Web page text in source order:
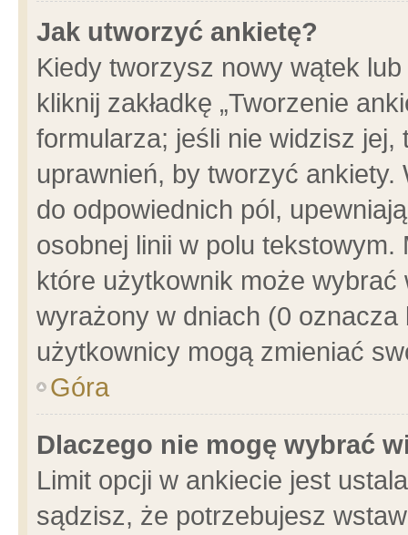
Jak utworzyć ankietę?
Kiedy tworzysz nowy wątek
kliknij zakładkę „Tworzenie
formularza; jeśli nie widzisz
uprawnień, by tworzyć ankiety.
do odpowiednich pól,
osobnej linii w polu
które użytkownik może
wyrażony w dniach (0
użytkownicy mogą zmieniać
Góra
Dlaczego nie mogę wybrać
Limit opcji w ankiecie jest
sądzisz, że potrzebujesz